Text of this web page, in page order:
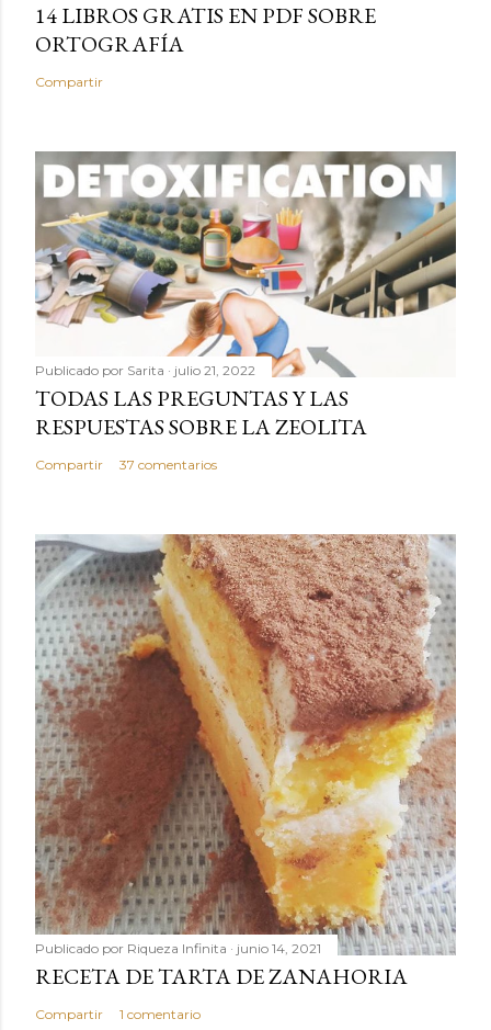
14 LIBROS GRATIS EN PDF SOBRE
ORTOGRAFÍA
Compartir
Publicado por Sarita julio 21, 2022
TODAS LAS PREGUNTAS Y LAS
RESPUESTAS SOBRE LA ZEOLITA
Compartir 37 comentarios
Publicado por Riqueza Infinita junio 14, 2021
RECETA DE TARTA DE ZANAHORIA
Compartir 1 comentario